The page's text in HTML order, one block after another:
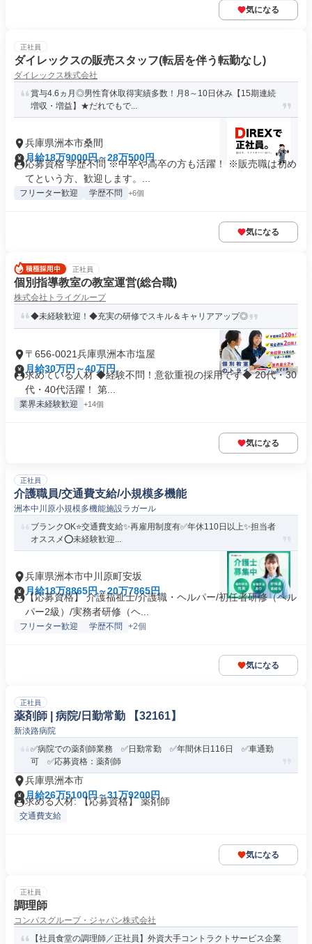
気になる
正社員
ダイレックスの販売スタッフ(転居を伴う転勤なし)
ダイレックス株式会社
賞与4.6ヵ月◎男性育休取得実績多数！月8～10日休み【15期連続
増収・増益】★だれでもで...
兵庫県洲本市桑間
月給18万9000円～28万500円
応募資格 学歴不問 ※中卒や高卒の方も活躍！ ※販売職は初め
てという方、歓迎します。...
フリーター歓迎 学歴不問 +6個
気になる
正社員
個別指導教室の教室運営(総合職)
株式会社トライグループ
◆未経験歓迎！◆充実の研修でスキル＆キャリアアップ◎
〒656-0021兵庫県洲本市塩屋
月給30万円～40万円
求めている人材 ◆経験不問！意欲重視の採用です◆ 20代・30
代・40代活躍！ 第...
業界未経験歓迎 +14個
気になる
正社員
介護職員/交通費支給/小規模多機能
洲本中川原小規模多機能施設ラガール
ブランクOK⭐️交通費支給✨再雇用制度有✅️年休110日以上✨担当者
オススメ⭕️未経験歓迎...
兵庫県洲本市中川原町安坂
月給18万8865円～20万7865円
【応募資格】 介護福祉士/介護職・ヘルパー/初任者研修（ヘル
パー2級）/実務者研修（ヘ...
フリーター歓迎 学歴不問 +2個
気になる
正社員
薬剤師 | 病院/日勤常勤 【32161】
新淡路病院
✅病院での薬剤師業務 ✅日勤常勤 ✅年間休日116日 ✅車通勤
可 ✅応募資格：薬剤師
兵庫県洲本市
月給26万5100円～31万9200円
求める人材: 【応募資格】 薬剤師
交通費支給
気になる
正社員
調理師
コンパスグループ・ジャパン株式会社
【社員食堂の調理師／正社員】外資大手コントラクトサービス企業